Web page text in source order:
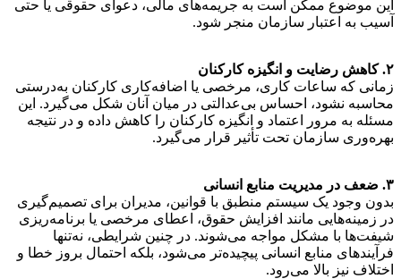
این موضوع ممکن است به جریمه‌های مالی، دعوای حقوقی یا حتی
آسیب به اعتبار سازمان منجر شود.
۲. کاهش رضایت و انگیزه کارکنان
زمانی که ساعات کاری، مرخصی یا اضافه‌کاری کارکنان به‌درستی
محاسبه نشود، احساس بی‌عدالتی در میان آنان شکل می‌گیرد. این
مسئله به مرور اعتماد و انگیزه کارکنان را کاهش داده و در نتیجه
بهره‌وری سازمان تحت تأثیر قرار می‌گیرد.
۳. ضعف در مدیریت منابع انسانی
بدون وجود یک سیستم منطبق با قوانین، مدیران برای تصمیم‌گیری
در زمینه‌هایی مانند افزایش حقوق، اعطای مرخصی یا برنامه‌ریزی
شیفت‌ها با مشکل مواجه می‌شوند. در چنین شرایطی، نه‌تنها
فرآیندهای منابع انسانی پیچیده‌تر می‌شود، بلکه احتمال بروز خطا و
اختلاف نیز بالا می‌رود.